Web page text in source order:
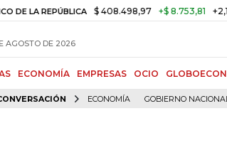
REPÚBLICA $ 408.498,97 +$ 8.753,81 +2,19%
AGOSTO DE 2026
ECONOMÍA EMPRESAS OCIO
ECONOMÍA GOBIERNO